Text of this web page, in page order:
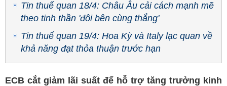
Tin thuế quan 18/4: Châu Âu cải cách mạnh mẽ
theo tinh thần 'đôi bên cùng thắng'
Tin thuế quan 19/4: Hoa Kỳ và Italy lạc quan về
khả năng đạt thỏa thuận trước hạn
ECB cắt giảm lãi suất để hỗ trợ tăng trưởng kinh